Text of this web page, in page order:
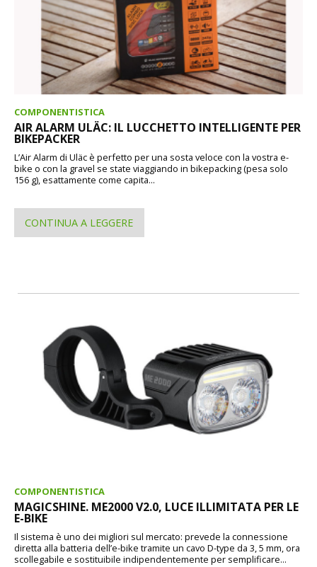
COMPONENTISTICA
AIR ALARM ULÄC: IL LUCCHETTO INTELLIGENTE PER
BIKEPACKER
L’Air Alarm di Uläc è perfetto per una sosta veloce con la vostra e-
bike o con la gravel se state viaggiando in bikepacking (pesa solo
156 g), esattamente come capita...
CONTINUA A LEGGERE
COMPONENTISTICA
MAGICSHINE. ME2000 V2.0, LUCE ILLIMITATA PER LE
E-BIKE
Il sistema è uno dei migliori sul mercato: prevede la connessione
diretta alla batteria dell’e-bike tramite un cavo D-type da 3, 5 mm, ora
scollegabile e sostituibile indipendentemente per semplificare...